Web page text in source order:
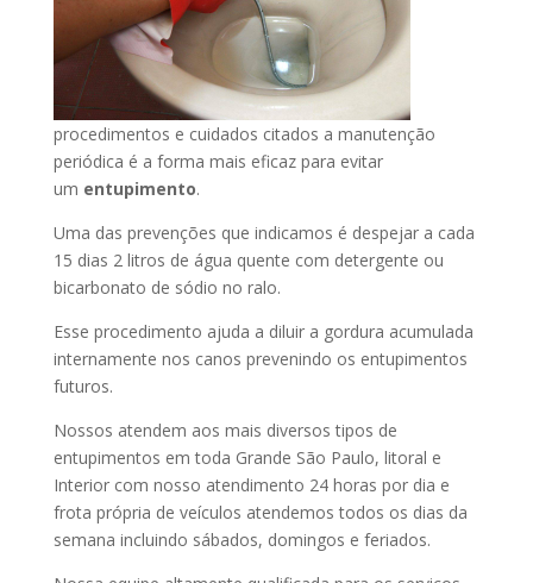
procedimentos e cuidados citados a manutenção
periódica é a forma mais eficaz para evitar
um entupimento.
Uma das prevenções que indicamos é despejar a cada
15 dias 2 litros de água quente com detergente ou
bicarbonato de sódio no ralo.
Esse procedimento ajuda a diluir a gordura acumulada
internamente nos canos prevenindo os entupimentos
futuros.
Nossos atendem aos mais diversos tipos de
entupimentos em toda Grande São Paulo, litoral e
Interior com nosso atendimento 24 horas por dia e
frota própria de veículos atendemos todos os dias da
semana incluindo sábados, domingos e feriados.